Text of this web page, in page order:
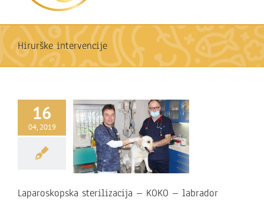
Hirurške intervencije
16
04, 2019
Laparoskopska sterilizacija –
KOKO – labrador retriver
Laparoskopska sterilizacija – KOKO – labrador